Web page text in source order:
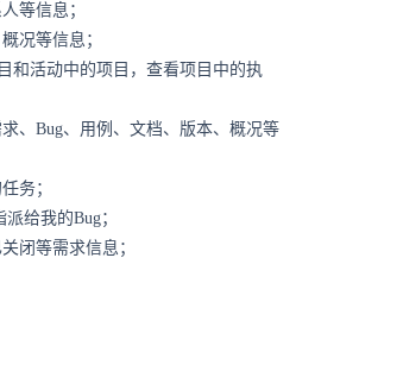
等信息；
况等信息；
和活动中的项目，查看项目中的执
、Bug、用例、文档、版本、概况等
务；
给我的Bug；
闭等需求信息；